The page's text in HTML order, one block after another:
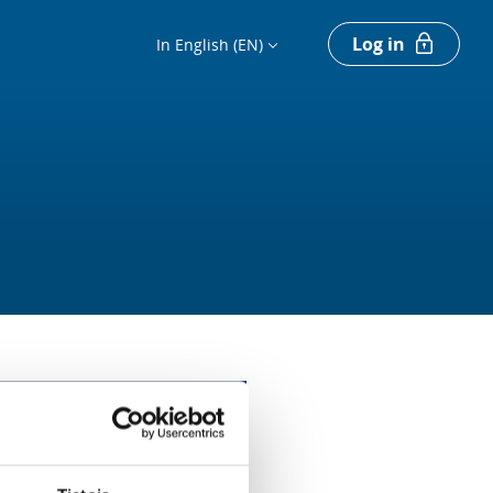
In English (EN) Log in